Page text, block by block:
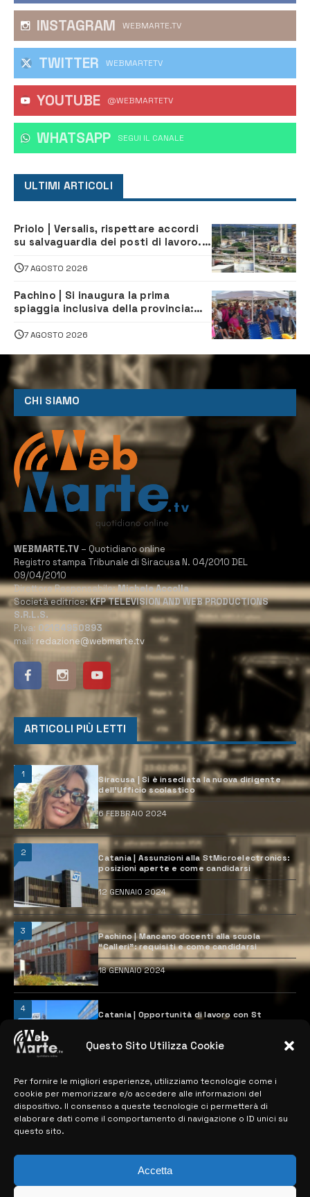
Questo Sito Utilizza Cookie
Per fornire le migliori esperienze, utilizziamo tecnologie come i
cookie per memorizzare e/o accedere alle informazioni del
dispositivo. Il consenso a queste tecnologie ci permetterà di
elaborare dati come il comportamento di navigazione o ID unici su
questo sito.
Accetta
INSTAGRAM WEBMARTE.TV
TWITTER WEBMARTETV
YOUTUBE @WEBMARTETV
WHATSAPP ‎SEGUI IL CANALE
ULTIMI ARTICOLI
Priolo | Versalis, rispettare accordi
su salvaguardia dei posti di lavoro. Il
7 AGOSTO 2026
Pachino | Si inaugura la prima
spiaggia inclusiva della provincia:
tutti
7 AGOSTO 2026
CHI SIAMO
WEBMARTE.TV – Quotidiano online
Registro stampa Tribunale di Siracusa N. 04/2010 DEL
09/04/2010
Direttore Responsabile:Michele Accolla
Società editrice:KFP TELEVISION AND WEB PRODUCTIONS
S.R.L.S.
P.Iva: 02184950893
mail: redazione@webmarte.tv
ARTICOLI PIÙ LETTI
1
Siracusa | Si è insediata la nuova dirigente
dell’Ufficio scolastico
6 FEBBRAIO 2024
2
Catania | Assunzioni alla StMicroelectronics:
posizioni aperte e come candidarsi
12 GENNAIO 2024
3
Pachino | Mancano docenti alla scuola
“Calleri”: requisiti e come candidarsi
18 GENNAIO 2024
4
Catania | Opportunità di lavoro con St
28 MARZO 2024
MAPPA DEL SITO
> NOTIZIE
> CONTATTI